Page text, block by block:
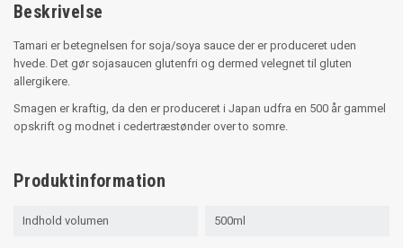
Beskrivelse
Tamari er betegnelsen for soja/soya sauce der er produceret uden
hvede. Det gør sojasaucen glutenfri og dermed velegnet til gluten
allergikere.
Smagen er kraftig, da den er produceret i Japan udfra en 500 år gammel
opskrift og modnet i cedertræstønder over to somre.
Produktinformation
Indhold volumen 500ml